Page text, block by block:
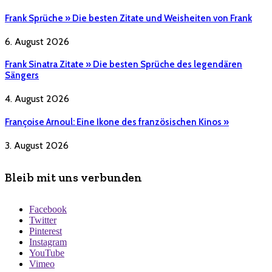
Frank Sprüche » Die besten Zitate und Weisheiten von Frank
6. August 2026
Frank Sinatra Zitate » Die besten Sprüche des legendären
Sängers
4. August 2026
Françoise Arnoul: Eine Ikone des französischen Kinos »
3. August 2026
Bleib mit uns verbunden
Facebook
Twitter
Pinterest
Instagram
YouTube
Vimeo